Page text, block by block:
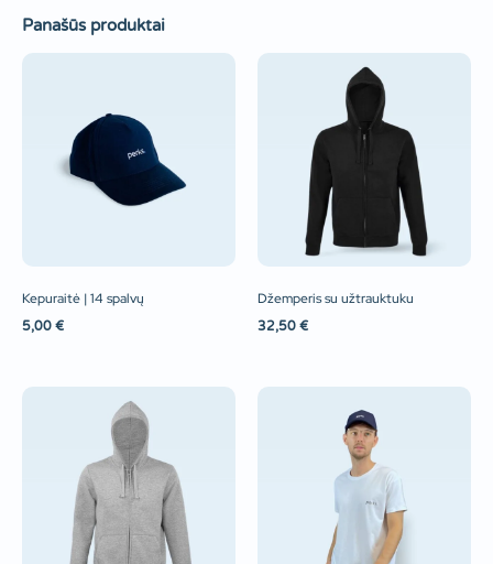
Panašūs produktai
Kepuraitė | 14 spalvų
5,00 €
Džemperis su užtrauktuku
32,50 €